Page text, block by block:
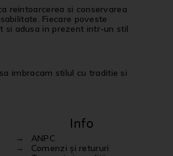
reintoarcerea si conservarea
Fiecare poveste
si adusa in prezent intr-un stil
imbracam stilul cu traditie si
Info
ANPC
Comenzi și retururi